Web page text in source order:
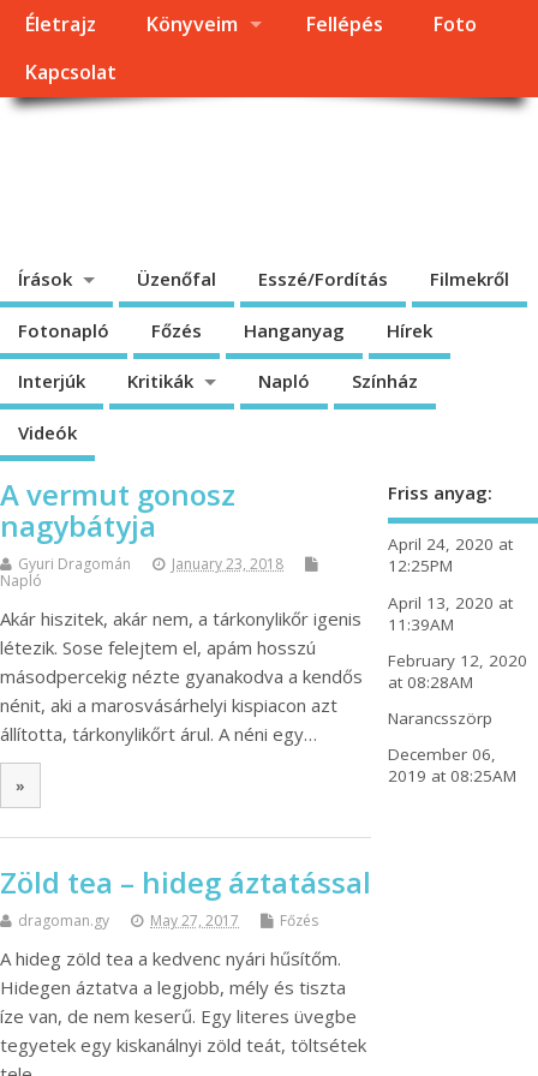
Életrajz Könyveim Fellépés
Foto
Kapcsolat
Írások Üzenőfal Esszé/Fordítás Filmekről
Fotonapló Főzés Hanganyag Hírek
Interjúk Kritikák Napló Színház
Videók
A vermut gonosz
nagybátyja
Gyuri Dragomán
January 23, 2018
Napló
Akár hiszitek, akár nem, a tárkonylikőr igenis
létezik. Sose felejtem el, apám hosszú
másodpercekig nézte gyanakodva a kendős
nénit, aki a marosvásárhelyi kispiacon azt
állította, tárkonylikőrt árul. A néni egy…
»
Zöld tea – hideg áztatással
dragoman.gy May 27, 2017 Főzés
A hideg zöld tea a kedvenc nyári hűsítőm.
Hidegen áztatva a legjobb, mély és tiszta
íze van, de nem keserű. Egy literes üvegbe
tegyetek egy kiskanálnyi zöld teát, töltsétek
Friss anyag:
April 24, 2020 at
12:25PM
April 13, 2020 at
11:39AM
February 12, 2020
at 08:28AM
Narancsszörp
December 06,
2019 at 08:25AM